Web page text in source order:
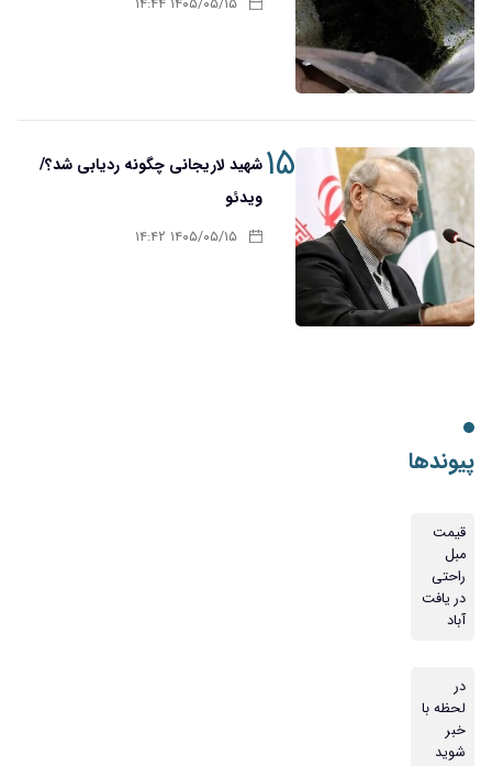
۱۵شهید لاریجانی چگونه ردیابی شد؟/
ویدئو
۱۴۰۵/۰۵/۱۵ ۱۴:۴۲
پیوندها
قیمت
مبل
راحتی
در یافت
آباد
در
لحظه با
خبر
شوید